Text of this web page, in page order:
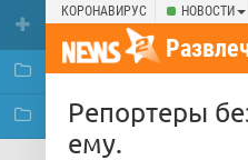
КОРОНАВИРУС НОВОСТИ
Репортеры
ему.